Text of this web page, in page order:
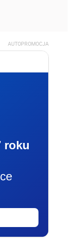
AUTOPROMOCJA
roku